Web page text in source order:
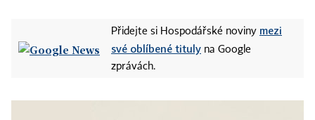
Přidejte si Hospodářské noviny mezi
své oblíbené tituly na Google
zprávách.